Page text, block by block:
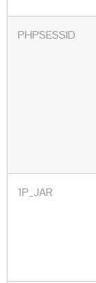
PHPSESSID
1P_JAR